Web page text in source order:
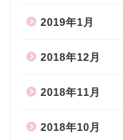
2019年1月
2018年12月
2018年11月
2018年10月